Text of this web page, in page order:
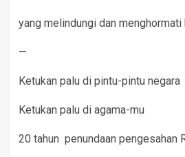
yang melindungi dan
—
Ketukan palu di pintu-pintu negara
Ketukan palu di agama-mu
20 tahun penundaan pengesahan